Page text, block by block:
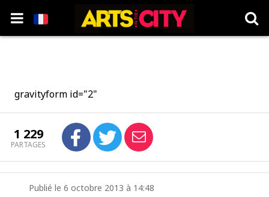
gravityform id="2"
1 229
PARTAGES
Publié le 6 octobre 2013 à 14:48